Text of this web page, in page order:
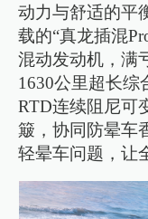
动力与舒适的平
载的“真龙插混
混动发动机，满
1630公里超长综
RTD连续阻尼可
簸，协同防晕车
轻晕车问题，让